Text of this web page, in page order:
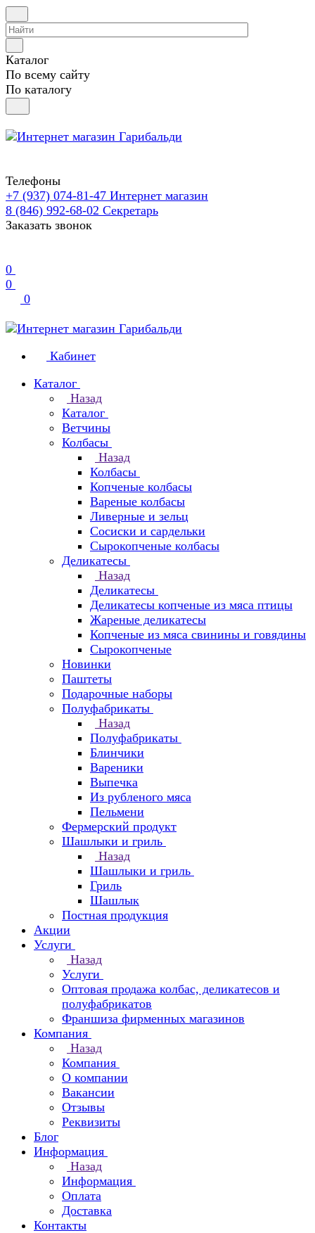
Каталог
По всему сайту
По каталогу
Телефоны
+7 (937) 074-81-47 Интернет магазин
8 (846) 992-68-02 Секретарь
Заказать звонок
0
0
0
Кабинет
Каталог
Назад
Каталог
Ветчины
Колбасы
Назад
Колбасы
Копченые колбасы
Вареные колбасы
Ливерные и зельц
Сосиски и сардельки
Сырокопченые колбасы
Деликатесы
Назад
Деликатесы
Деликатесы копченые из мяса птицы
Жареные деликатесы
Копченые из мяса свинины и говядины
Сырокопченые
Новинки
Паштеты
Подарочные наборы
Полуфабрикаты
Назад
Полуфабрикаты
Блинчики
Вареники
Выпечка
Из рубленого мяса
Пельмени
Фермерский продукт
Шашлыки и гриль
Назад
Шашлыки и гриль
Гриль
Шашлык
Постная продукция
Акции
Услуги
Назад
Услуги
Оптовая продажа колбас, деликатесов и
полуфабрикатов
Франшиза фирменных магазинов
Компания
Назад
Компания
О компании
Вакансии
Отзывы
Реквизиты
Блог
Информация
Назад
Информация
Оплата
Доставка
Контакты